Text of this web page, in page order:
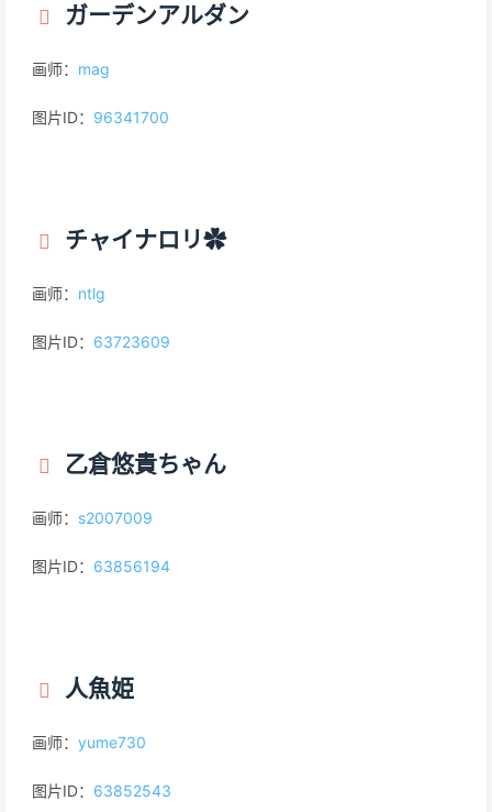
ガーデンアルダン
画师： mag
图片ID： 96341700
チャイナロリ✿
画师： ntlg
图片ID： 63723609
乙倉悠貴ちゃん
画师： s2007009
图片ID： 63856194
人魚姫
画师： yume730
图片ID： 63852543